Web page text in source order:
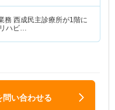
1階に
ハビ…
問い合わせる